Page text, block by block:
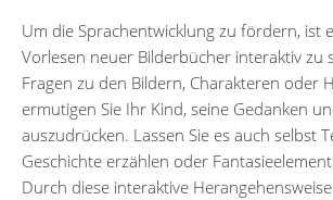
Um die Sprachentwicklung zu fördern, ist
Vorlesen neuer Bilderbücher interaktiv zu
Fragen zu den Bildern, Charakteren oder
ermutigen Sie Ihr Kind, seine Gedanken
auszudrücken. Lassen Sie es auch selbst
Geschichte erzählen oder
Durch diese interaktive